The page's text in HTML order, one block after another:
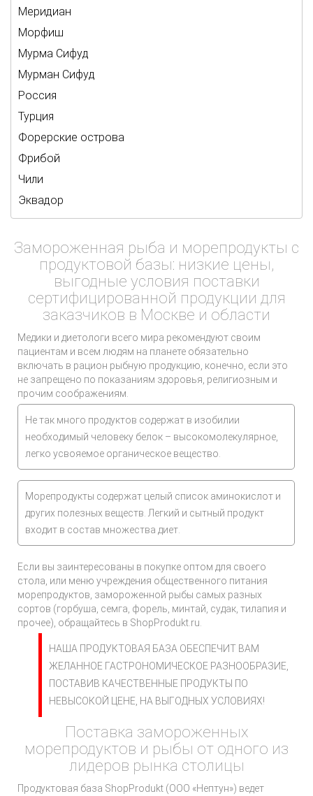
Меридиан
Морфиш
Мурма Сифуд
Мурман Сифуд
Россия
Турция
Форерские острова
Фрибой
Чили
Эквадор
Замороженная рыба и морепродукты с
продуктовой базы: низкие цены,
выгодные условия поставки
сертифицированной продукции для
заказчиков в Москве и области
Медики и диетологи всего мира рекомендуют своим
пациентам и всем людям на планете обязательно
включать в рацион рыбную продукцию, конечно, если это
не запрещено по показаниям здоровья, религиозным и
прочим соображениям.
Не так много продуктов содержат в изобилии
необходимый человеку белок – высокомолекулярное,
легко усвояемое органическое вещество.
Морепродукты содержат целый список аминокислот и
других полезных веществ. Легкий и сытный продукт
входит в состав множества диет.
Если вы заинтересованы в покупке оптом для своего
стола, или меню учреждения общественного питания
морепродуктов, замороженной рыбы самых разных
сортов (горбуша, семга, форель, минтай, судак, тилапия и
прочее), обращайтесь в ShopProdukt.ru.
НАША ПРОДУКТОВАЯ БАЗА ОБЕСПЕЧИТ ВАМ
ЖЕЛАННОЕ ГАСТРОНОМИЧЕСКОЕ РАЗНООБРАЗИЕ,
ПОСТАВИВ КАЧЕСТВЕННЫЕ ПРОДУКТЫ ПО
НЕВЫСОКОЙ ЦЕНЕ, НА ВЫГОДНЫХ УСЛОВИЯХ!
Поставка замороженных
морепродуктов и рыбы от одного из
лидеров рынка столицы
Продуктовая база ShopProdukt (ООО «Нептун») ведет